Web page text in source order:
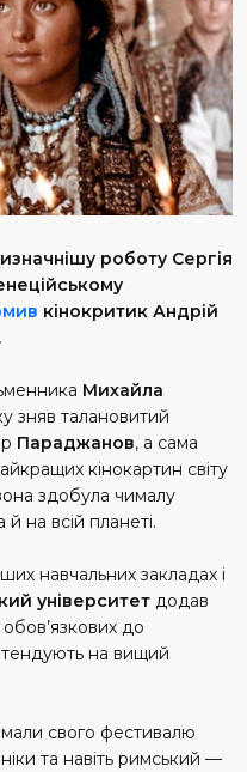
роботу Сергія
кінокритик Андрій
Михайла
зняв талановитий
Параджанов, а сама
кінокартин світу
здобула чималу
й на всій планеті.
навчальних закладах і
університет додав
до
на вищий
мали свого фестивалю
та навіть римський —